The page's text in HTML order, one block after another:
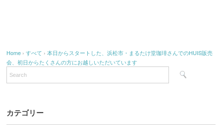
Home ›すべて ›本日からスタートした、浜松市・まるたけ堂珈琲さんでのHUIS販売
会、初日からたくさんの方にお越しいただいています
カテゴリー